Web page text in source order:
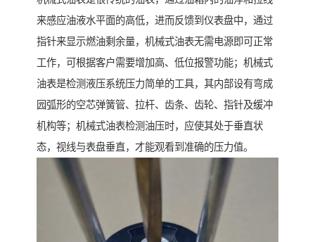
来感应油液水平面的高低，进而反馈到仪表盘中，通过
指针来显示燃油剩余量，机械式油表无需电源即可正常
工作，可根据客户需要增加高、低位报警功能；机械式
油表是检测液压系统压力简单的工具，其内部设有弯成
园弧形的空芯弹簧管、拉杆、齿条、齿轮、指针及缓冲
机构等；机械式油表检测油压时，应使其处于垂直状
态，视线与表盘垂直，才能观看到准确的压力值。